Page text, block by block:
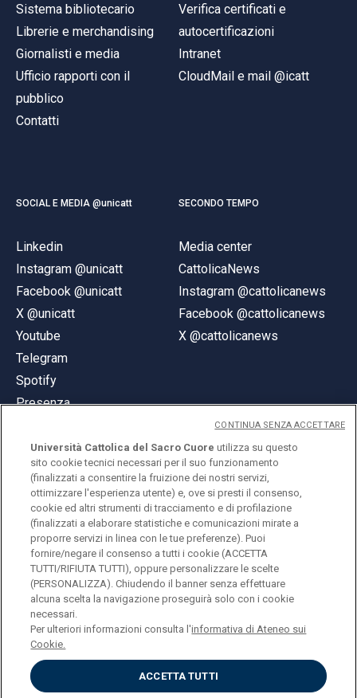
Sistema bibliotecario
Librerie e merchandising
Giornalisti e media
Ufficio rapporti con il
pubblico
Contatti
Verifica certificati e
autocertificazioni
Intranet
CloudMail e mail @icatt
SOCIAL E MEDIA @unicatt
Linkedin
Instagram @unicatt
Facebook @unicatt
X @unicatt
Youtube
Telegram
Spotify
Presenza
SECONDO TEMPO
Media center
CattolicaNews
Instagram @cattolicanews
Facebook @cattolicanews
X @cattolicanews
© Università Cattolica del Sacro Cuore
Largo A. Gemelli 1, 20123 Milano
PI 02133120150
ENGLISH
Privacy
Università Cattolica del Sacro Cuore utilizza su questo
sito cookie tecnici necessari per il suo funzionamento
(finalizzati a consentire la fruizione dei nostri servizi,
ottimizzare l'esperienza utente) e, ove si presti il consenso,
cookie ed altri strumenti di tracciamento e di profilazione
(finalizzati a elaborare statistiche e comunicazioni mirate a
proporre servizi in linea con le tue preferenze). Puoi
fornire/negare il consenso a tutti i cookie (ACCETTA
TUTTI/RIFIUTA TUTTI), oppure personalizzare le scelte
(PERSONALIZZA). Chiudendo il banner senza effettuare
alcuna scelta la navigazione proseguirà solo con i cookie
necessari.
Per ulteriori informazioni consulta l'informativa di Ateneo sui
Cookie.
ACCETTA TUTTI
CONTINUA SENZA ACCETTARE